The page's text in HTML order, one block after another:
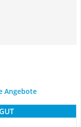
Angebote
GUT